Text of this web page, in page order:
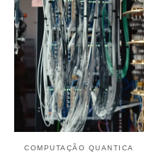
COMPUTAÇÃO QUANTICA